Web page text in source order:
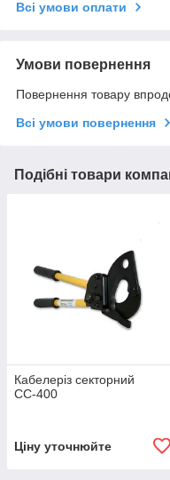
Всі умови оплати
Умови повернення
Повернення товару
Всі умови повернення
Подібні товари
Кабелеріз секторний
СС-400
Ціну уточнюйте